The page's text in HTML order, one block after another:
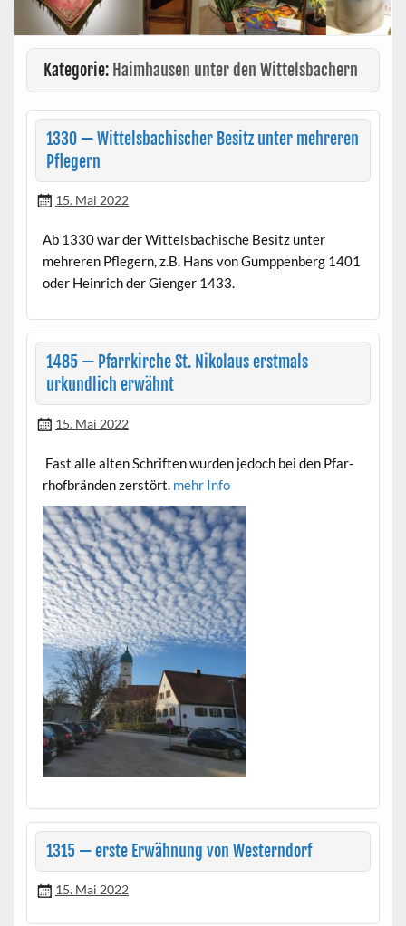
Kategorie: Haimhausen unter den Wittelsbachern
1330 — Wittelsbachischer Besitz unter mehreren
Pflegern
15. Mai 2022
Ab 1330 war der Wit­tels­bachis­che Besitz unter
mehreren Pflegern, z.B. Hans von Gump­pen­berg 1401
oder Hein­rich der Gien­ger 1433.
1485 — Pfarrkirche St. Nikolaus erstmals
urkundlich erwähnt
15. Mai 2022
Fast alle alten Schriften wur­den jedoch bei den Pfar­
rhof­brän­den zer­stört. mehr Info
1315 — erste Erwähnung von Westerndorf
15. Mai 2022